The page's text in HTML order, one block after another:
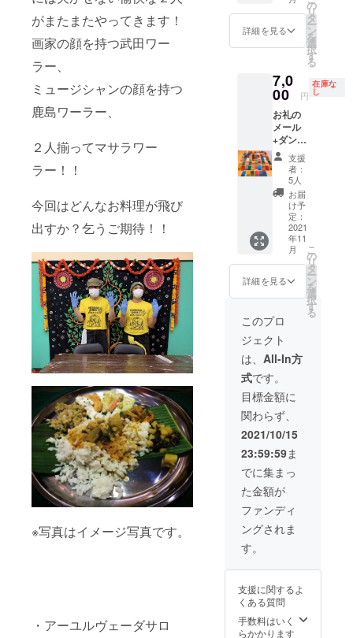
がまたまたやってきます！
画家の顔を持つ武田ワー
ラー、
ミュージシャンの顔を持つ
鹿島ワーラー、
２人揃ってマサラワー
ラー！！
今回はどんなお料理が飛び
出すか？乞うご期待！！
※写真はイメージ写真です。
・アーユルヴェーダサロ
肴 季
http://k
akoh-
kirin.jp/i
ml
きあが
り♪ ※送
料込み
リシュ
ナ神・
ガネー
シャ神
から選
んでい
ただき
ます）
と あな
たの2
ショッ
トイラ
ストを
描きま
す。 サ
イズ 横
16.5cm
12cm
イラス
トにつ
にて描
かせて
いただ
く方の
お写真
を送付
してく
ださ
い。 後
日郵送
にてイ
ラスト
を発送
いたし
ますの
でご住
所・お
名前を
い。 デ
ザイン
スピ
カ
design
spica
詳細を見る
の
リ
タ
ー
ン
を
選
択
す
る
7,0
00 円
在庫な
し
お礼の
メール
+ダンス
サリー
+ビン
ディー
（送料
込み）
ダンス
サリー
とは
コット
ン製で
約90セ
ンチ×5
ｍほど
の一枚
の布に
なって
いま
す。 体
に巻き
つけて
着用す
るだけ
ではな
く、
カーテ
ンやマ
ルチカ
バーに
使われ
たり お
裁縫の
バック
カート
の素材
として
使われ
支援
者：
5人
お届
け予
定：
2021
年11
月
詳細を見る
こ
の
リ
タ
ー
ン
を
選
択
す
る
このプロ
ジェクト
は、 All-In方
式です。
目標金額に
関わらず、
2021/10/15
23:59:59ま
でに集まっ
た金額が
ファンディ
ングされま
す。
支援に関するよ
くある質問
手数料はいく
らかかります